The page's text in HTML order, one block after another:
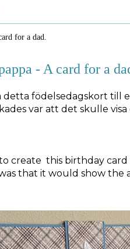
for a dad.
- A card for a
detta födelsedagskort till
var att det skulle
create this birthday card
that it would show the